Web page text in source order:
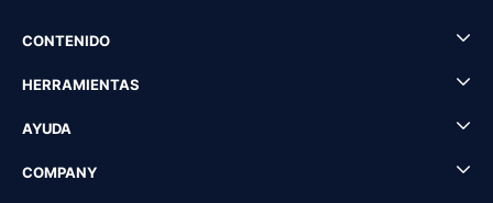
CONTENIDO
HERRAMIENTAS
AYUDA
COMPANY